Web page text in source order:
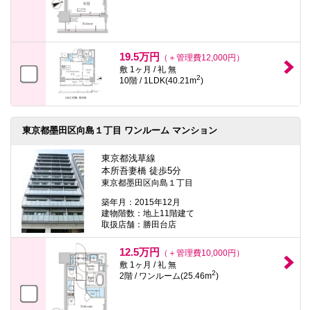
19.5万円
（＋管理費12,000円）
敷 1ヶ月 / 礼 無
10階 / 1LDK(40.21m2)
東京都墨田区向島１丁目 ワンルーム マンション
東京都浅草線
本所吾妻橋 徒歩5分
東京都墨田区向島１丁目
築年月：2015年12月
建物階数：地上11階建て
取扱店舗：勝田台店
12.5万円
（＋管理費10,000円）
敷 1ヶ月 / 礼 無
2階 / ワンルーム(25.46m2)